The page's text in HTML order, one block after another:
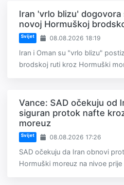
Iran 'vrlo blizu' dogovora
novoj Hormuškoj
Svijet 08.08.2026 18:19
Iran i Oman su "vrlo blizu"
brodskoj ruti kroz Hormuški
Vance: SAD očekuju od
siguran protok nafte
moreuz
Svijet 08.08.2026 17:26
SAD očekuju da Iran obnovi
Hormuški moreuz na nivoe